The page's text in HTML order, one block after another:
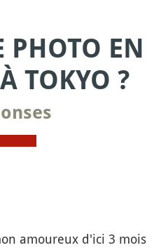
PHOTO EN
TOKYO ?
amoureux d'ici 3 mois